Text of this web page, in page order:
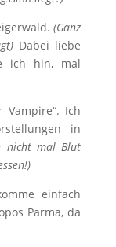
(Ganz
Dabei liebe
ich hin, mal
Ich
in
nicht mal Blut
einfach
Parma, da